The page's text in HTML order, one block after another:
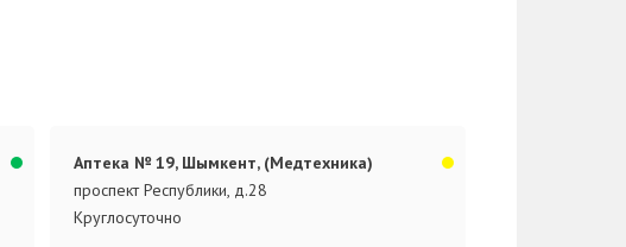
Аптека № 19, Шымкент, (Медтехника)
проспект Республики, д.28
Круглосуточно